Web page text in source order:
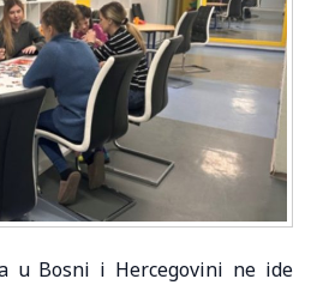
u Bosni i Hercegovini ne ide